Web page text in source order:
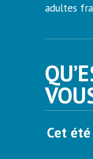
adultes
Cet